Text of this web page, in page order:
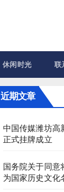
休闲时光 联
近期文章
中国传媒潍坊高
正式挂牌成立
国务院关于同意
为国家历史文化